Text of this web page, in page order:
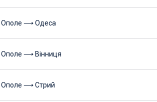
Ополе ⟶ Одеса
Ополе ⟶ Вінниця
Ополе ⟶ Стрий